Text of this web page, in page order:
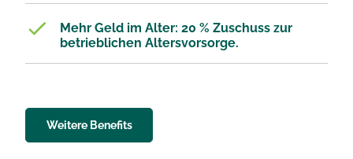
Mehr Geld im Alter: 20 % Zuschuss zur
betrieblichen Altersvorsorge.​
Weitere Benefits